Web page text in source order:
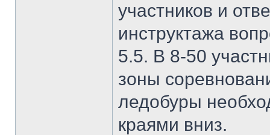
участников и
инструктажа
5.5. В 8-50
зоны
ледобуры
краями вниз.